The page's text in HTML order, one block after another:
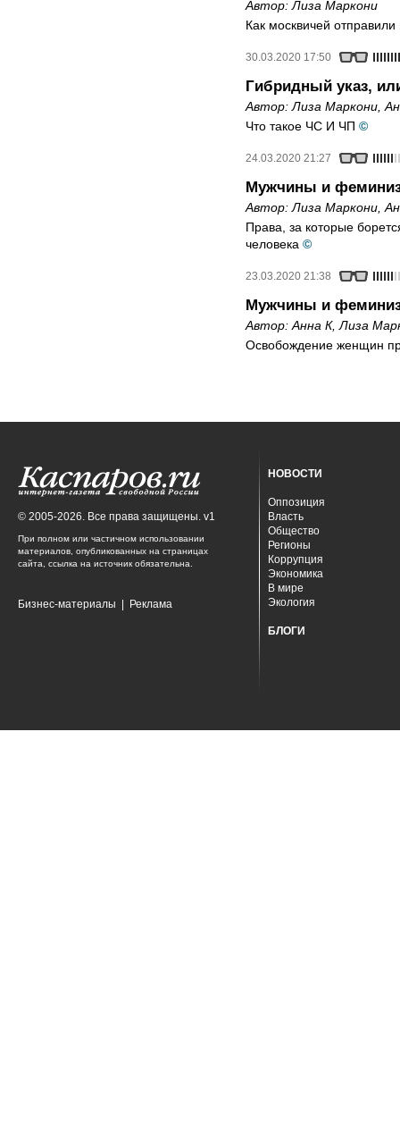
Автор: Лиза Маркони
Как москвичей отправили
30.03.2020 17:50
Гибридный указ,
Автор: Лиза Маркони
Что такое ЧС И ЧП ©
24.03.2020 21:27
Мужчины и
Автор: Лиза Маркони
Права, за которые
человека ©
23.03.2020 21:38
Мужчины и
Автор: Анна К, Лиза
Освобождение женщин
© 2005-2026. Все права защищены. v1
При полном или частичном использовании
материалов, опубликованных на страницах
сайта, ссылка на источник обязательна.
Бизнес-материалы Реклама
НОВОСТИ
Оппозиция
Власть
Общество
Регионы
Коррупция
Экономика
В мире
Экология
БЛОГИ